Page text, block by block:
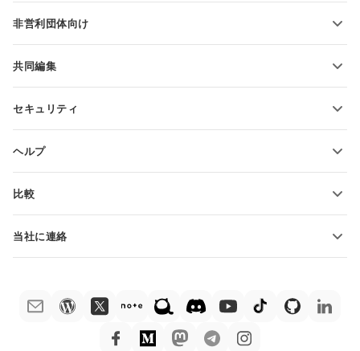
教育関係者向け
非営利団体向け
無料アカウントをリクエスト
共同編集
翻訳者向け
セキュリティ
ヘルプ
ヘルプ・センター
デモ注文
比較
ONLYOFFICE Docs vs Google Docs
ONLYOFFICE Docs vs WPS
ONLYOFFICE Docs vs Adobe Acrobat
当社に連絡
プレスリリースに関する質問press@onlyoffice.com
折返し電話をリクエスト